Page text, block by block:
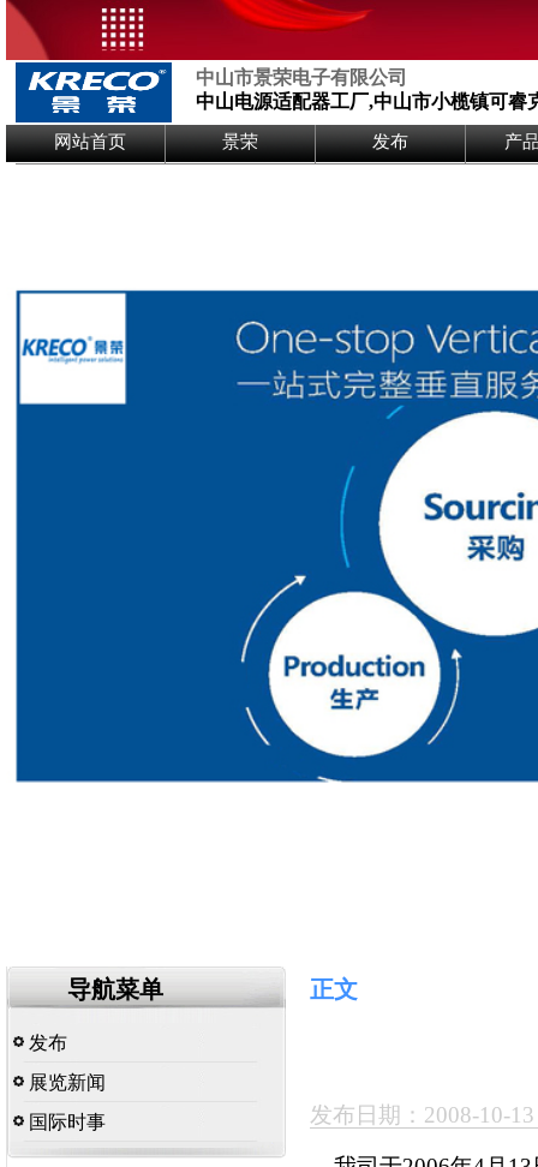
Logo Picture
中山市景荣电子有限公司
中山电源适配器工厂,中山市小榄镇可睿
网站首页 景荣 发布 产
导航菜单
发布
展览新闻
国际时事
正文
发布日期：2008-10-